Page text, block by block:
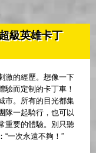
級英雄卡丁
激的經歷。想像一下
驗而定制的卡丁車！
市。所有的目光都集
隊一起騎行，也可以
重要的體驗。別只聽
一次永遠不夠！”